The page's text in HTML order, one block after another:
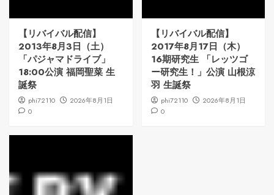
【リバイバル配信】
2013年8月3日（土）
「パジャマドライブ」
18:00公演 福岡聖菜 生
誕祭
phi72110
2026年8月1日
0
【リバイバル配信】
2017年8月17日（木）
16期研究生 「レッツゴ
ー研究生！」公演 山根涼
羽 生誕祭
phi72110
2026年8月1日
0